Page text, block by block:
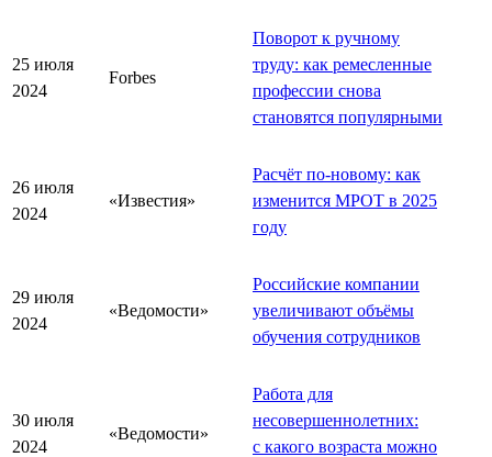
25 июля
2024
Forbes
Поворот к ручному
труду: как ремесленные
профессии снова
становятся популярными
26 июля
2024
«Известия»
Расчёт по-новому: как
изменится МРОТ в 2025
году
29 июля
2024
«Ведомости»
Российские компании
увеличивают объёмы
обучения сотрудников
30 июля
2024
«Ведомости»
Работа для
несовершеннолетних:
с какого возраста можно